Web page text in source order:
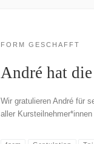
FORM GESCHAFFT
André hat
Wir gratulieren André für
aller